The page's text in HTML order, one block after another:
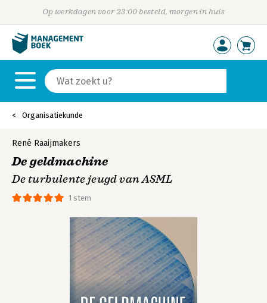
Op werkdagen voor 23:00 besteld, morgen in huis
Organisatiekunde
1 stem
René Raaijmakers
De geldmachine
De turbulente jeugd van ASML